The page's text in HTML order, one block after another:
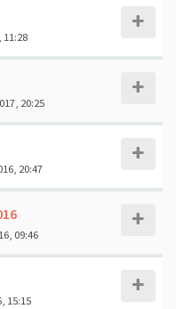
11:28
20:25
20:47
09:46
15:15